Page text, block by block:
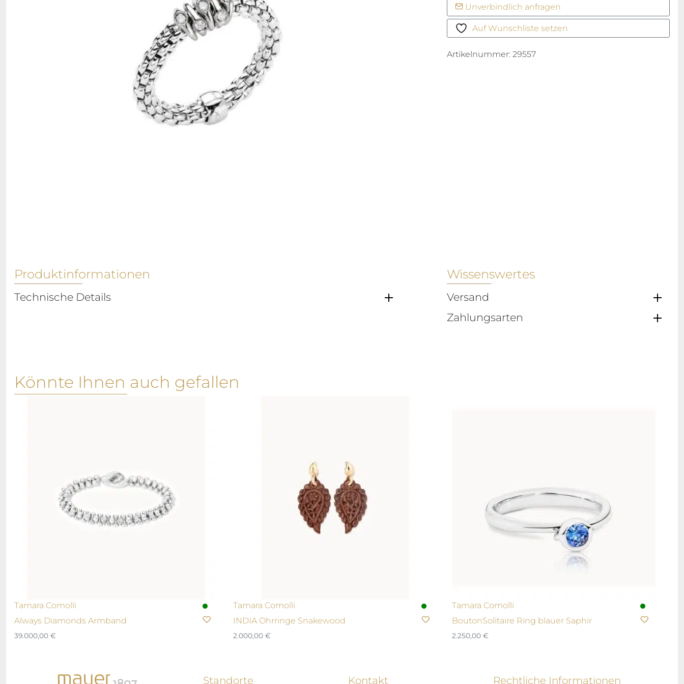
Prima
Menge
Unverbindlich anfragen
Auf Wunschliste setzen
Artikelnummer:29557
Produktinformationen
Technische Details
Wissenswertes
Versand
Zahlungsarten
Könnte Ihnen auch gefallen
Tamara Comolli
Always Diamonds Armband
39.000,00 €
Tamara Comolli
INDIA Ohrringe Snakewood
2.000,00 €
Tamara Comolli
BoutonSolitaire Ring blauer Saphir
2.250,00 €
Standorte Kontakt Rechtliche Informationen